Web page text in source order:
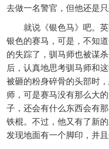
去做一名警官，但他还是只
就说《银色马》吧。
银色的赛马，可是，不知
的失踪了，驯马师也被谋
后，认真地思考驯马师和
被砸的粉身碎骨的头部时
师，可是赛马没有那么大
子，还会有什么东西会有
铁棍。不过，他又有了新
发现地面有一个脚印，并